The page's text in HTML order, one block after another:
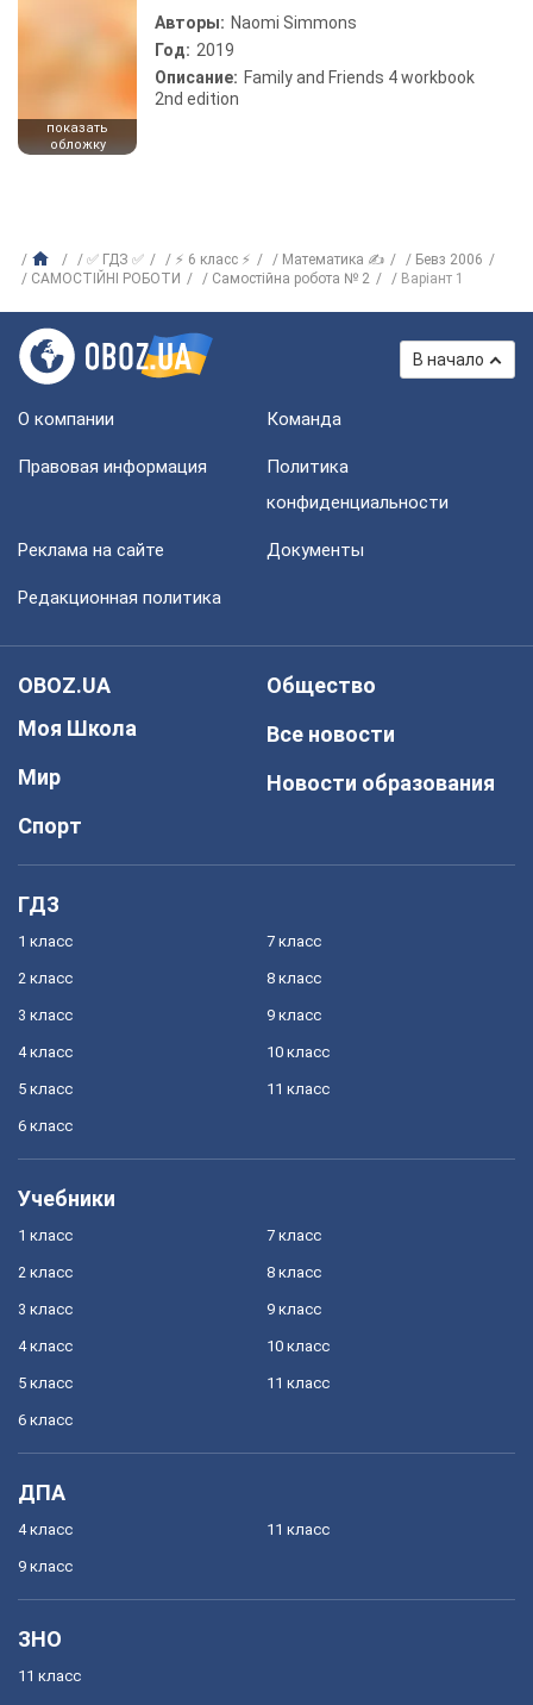
показать
обложку
Авторы: Naomi Simmons
Год: 2019
Описание: Family and Friends 4 workbook
2nd edition
✅ ГДЗ ✅ ⚡ 6 класс ⚡ Математика ✍
Бевз 2006
САМОСТІЙНІ РОБОТИ
Самостійна робота № 2 Варіант 1
В начало
О компании Команда
Правовая информация
Политика
конфиденциальности
Реклама на сайте Документы
Редакционная политика
OBOZ.UA
Моя Школа
Мир
Спорт
Общество
Все новости
Новости образования
ГДЗ
1 класс
2 класс
3 класс
4 класс
5 класс
6 класс
7 класс
8 класс
9 класс
10 класс
11 класс
Учебники
1 класс
2 класс
3 класс
4 класс
5 класс
6 класс
7 класс
8 класс
9 класс
10 класс
11 класс
ДПА
4 класс
9 класс
11 класс
ЗНО
11 класс